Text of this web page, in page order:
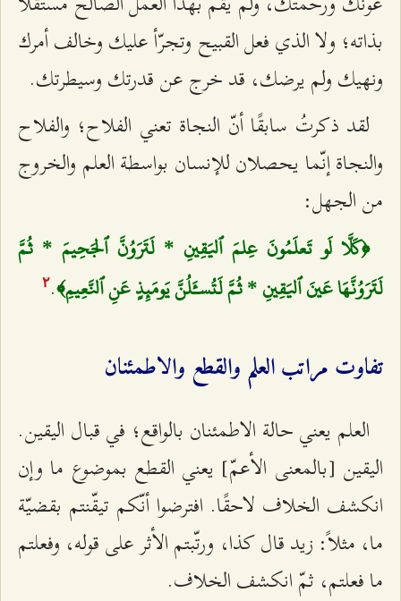
بذاته؛ ولا الذي فعل القبيح وتجرّأ عليك وخالف أمرك
ونهيك ولم يرضك، قد خرج عن قدرتك وسيطرتك.
لقد ذكرتُ سابقًا أنّ النجاة تعني الفلاح؛ والفلاح
والنجاة إنّما يحصلان للإنسان بواسطة العلم والخروج
من الجهل:
﴿كَلَّا لَو تَعلَمُونَ عِلمَ ٱليَقِينِ * لَتَرَوُنَّ ٱلجَحِيمَ * ثُمَّ
لَتَرَوُنَّهَا عَينَ ٱليَقِينِ * ثُمَّ لَتُسـَٔلُنَّ يَومَئِذٍ عَنِ ٱلنَّعِيمِ﴾.٢
تفاوت مراتب العلم والقطع والاطمئنان
العلم يعني حالة الاطمئنان بالواقع؛ في قبال اليقين.
اليقين [بالمعنى الأعمّ] يعني القطع بموضوع ما وإن
انكشف الخلاف لاحقًا. افترضوا أنّكم تيقّنتم بقضيّة
ما، مثلاً: زيد قال كذا، ورتّبتم الأثر على قوله، وفعلتم
ما فعلتم، ثمّ انكشف الخلاف.